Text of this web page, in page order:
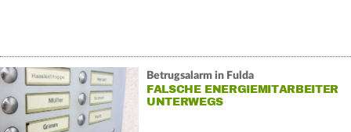
Betrugsalarm in Fulda
FALSCHE ENERGIEMITARBEITER
UNTERWEGS